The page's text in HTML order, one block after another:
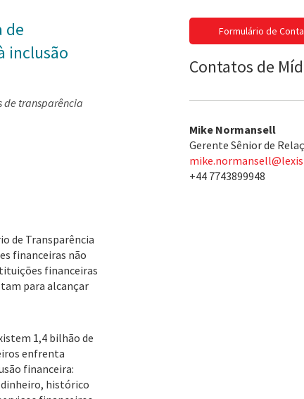
de
inclusão
de transparência
de Transparência
financeiras não
financeiras
para alcançar
1,4 bilhão de
enfrenta
financeira:
dinheiro, histórico
Formulário de
Contatos de
Mike Normansell
Gerente Sênior de
+44 7743899948